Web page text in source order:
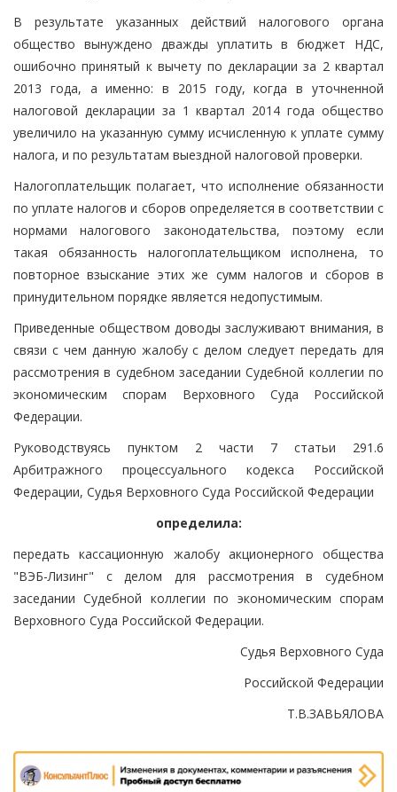
В результате указанных действий налогового органа
общество вынуждено дважды уплатить в бюджет НДС,
ошибочно принятый к вычету по декларации за 2 квартал
2013 года, а именно: в 2015 году, когда в уточненной
налоговой декларации за 1 квартал 2014 года общество
увеличило на указанную сумму исчисленную к уплате сумму
налога, и по результатам выездной налоговой проверки.
Налогоплательщик полагает, что исполнение обязанности
по уплате налогов и сборов определяется в соответствии с
нормами налогового законодательства, поэтому если
такая обязанность налогоплательщиком исполнена, то
повторное взыскание этих же сумм налогов и сборов в
принудительном порядке является недопустимым.
Приведенные обществом доводы заслуживают внимания, в
связи с чем данную жалобу с делом следует передать для
рассмотрения в судебном заседании Судебной коллегии по
экономическим спорам Верховного Суда Российской
Федерации.
Руководствуясь пунктом 2 части 7 статьи 291.6
Арбитражного процессуального кодекса Российской
Федерации, Судья Верховного Суда Российской Федерации
определила:
передать кассационную жалобу акционерного общества
"ВЭБ-Лизинг" с делом для рассмотрения в судебном
заседании Судебной коллегии по экономическим спорам
Верховного Суда Российской Федерации.
Судья Верховного Суда
Российской Федерации
Т.В.ЗАВЬЯЛОВА